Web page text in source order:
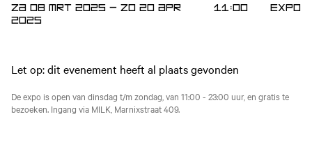
ZA 08 MRT 2025 — ZO 20 APR
2025
11:00 Expo
Let op: dit evenement heeft al plaats gevonden
De expo is open van dinsdag t/m zondag, van 11:00 - 23:00 uur, en gratis te
bezoeken. Ingang via MILK, Marnixstraat 409.